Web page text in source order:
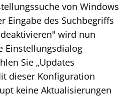
von Windows
Eingabe des Suchbegriffs
wird nun
Einstellungsdialog
Sie „Updates
dieser Konfiguration
keine Aktualisierungen